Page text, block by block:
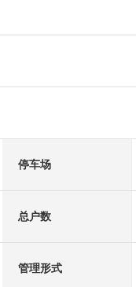
停车场
总户数
管理形式